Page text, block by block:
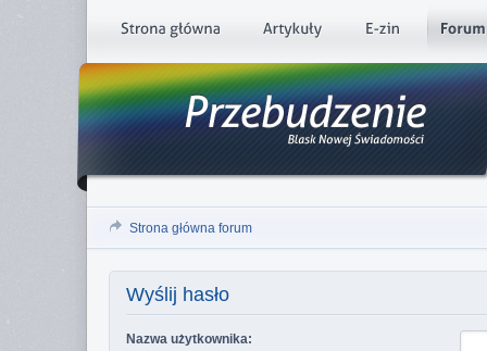
Strona główna forum
Wyślij hasło
Nazwa użytkownika: